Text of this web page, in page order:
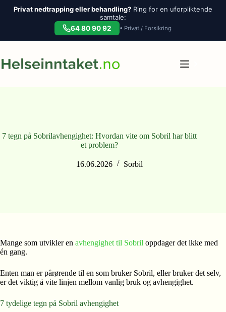
Privat nedtrapping eller behandling? Ring for en uforpliktende
samtale:
64 80 90 92
• Privat / Forsikring
innholdet
7 tegn på Sobrilavhengighet: Hvordan vite om Sobril har blitt
et problem?
16.06.2026 Sorbil
Mange som utvikler en avhengighet til Sobril oppdager det ikke med
én gang.
Enten man er pårørende til en som bruker Sobril, eller bruker det selv,
er det viktig å vite linjen mellom vanlig bruk og avhengighet.
7 tydelige tegn på Sobril avhengighet